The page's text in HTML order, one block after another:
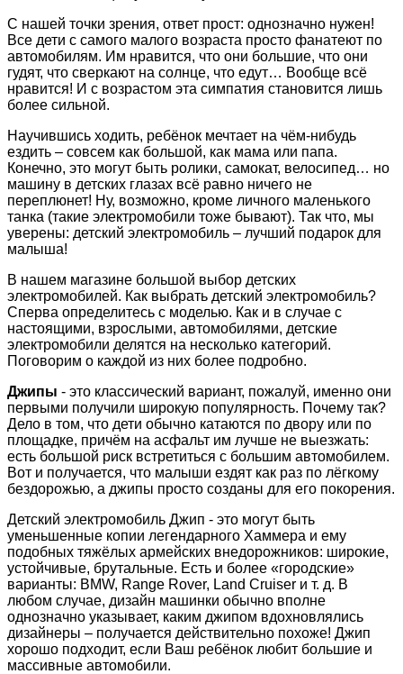
С нашей точки зрения, ответ прост: однозначно нужен!
Все дети с самого малого возраста просто фанатеют по
автомобилям. Им нравится, что они большие, что они
гудят, что сверкают на солнце, что едут… Вообще всё
нравится! И с возрастом эта симпатия становится лишь
более сильной.
Научившись ходить, ребёнок мечтает на чём-нибудь
ездить – совсем как большой, как мама или папа.
Конечно, это могут быть ролики, самокат, велосипед… но
машину в детских глазах всё равно ничего не
переплюнет! Ну, возможно, кроме личного маленького
танка (такие электромобили тоже бывают). Так что, мы
уверены: детский электромобиль – лучший подарок для
малыша!
В нашем магазине большой выбор детских
электромобилей. Как выбрать детский электромобиль?
Сперва определитесь с моделью. Как и в случае с
настоящими, взрослыми, автомобилями, детские
электромобили делятся на несколько категорий.
Поговорим о каждой из них более подробно.
Джипы - это классический вариант, пожалуй, именно они
первыми получили широкую популярность. Почему так?
Дело в том, что дети обычно катаются по двору или по
площадке, причём на асфальт им лучше не выезжать:
есть большой риск встретиться с большим автомобилем.
Вот и получается, что малыши ездят как раз по лёгкому
бездорожью, а джипы просто созданы для его покорения.
Детский электромобиль Джип - это могут быть
уменьшенные копии легендарного Хаммера и ему
подобных тяжёлых армейских внедорожников: широкие,
устойчивые, брутальные. Есть и более «городские»
варианты: BMW, Range Rover, Land Cruiser и т. д. В
любом случае, дизайн машинки обычно вполне
однозначно указывает, каким джипом вдохновлялись
дизайнеры – получается действительно похоже! Джип
хорошо подходит, если Ваш ребёнок любит большие и
массивные автомобили.